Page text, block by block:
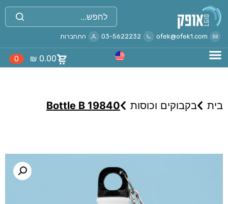
ofek@ofek1.com
03-5622232 התחברות
₪ 0.00
0
בית בקבוקים וכוסות Bottle B 19840